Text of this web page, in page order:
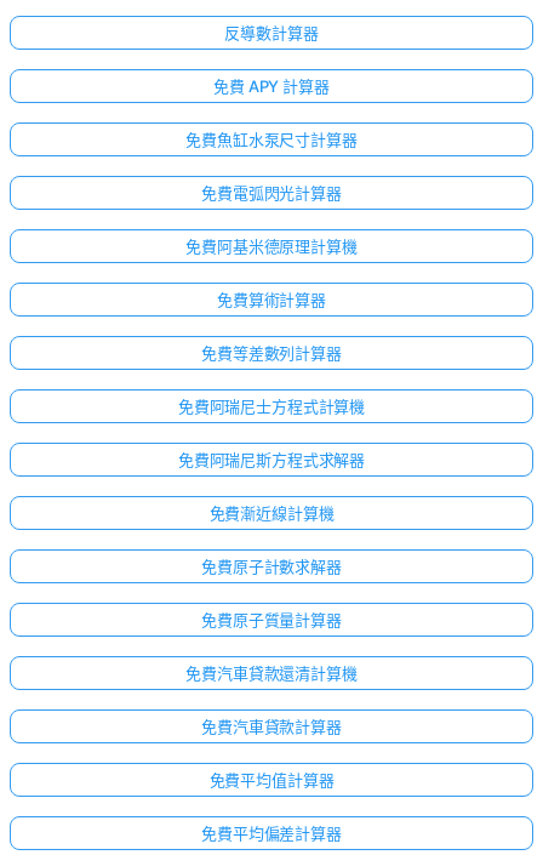
反導數計算器
免費 APY 計算器
免費魚缸水泵尺寸計算器
免費電弧閃光計算器
免費阿基米德原理計算機
免費算術計算器
免費等差數列計算器
免費阿瑞尼士方程式計算機
免費阿瑞尼斯方程式求解器
免費漸近線計算機
免費原子計數求解器
免費原子質量計算器
免費汽車貸款還清計算機
免費汽車貸款計算器
免費平均值計算器
免費平均偏差計算器